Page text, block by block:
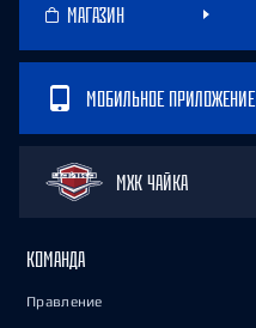
МАГАЗИН
МОБИЛЬНОЕ ПРИЛОЖЕНИЕ
МХК ЧАЙКА
КОМАНДА
Правление